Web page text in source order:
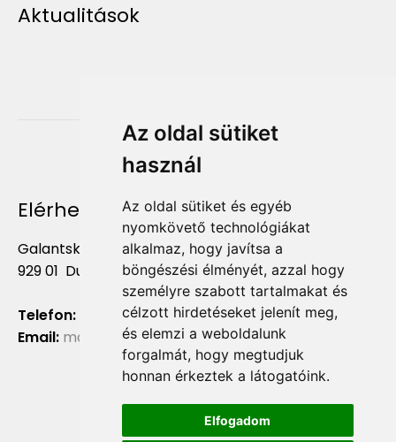
Az oldal sütiket
használ
Az oldal sütiket és egyéb
nyomkövető technológiákat
alkalmaz, hogy javítsa a
böngészési élményét, azzal hogy
személyre szabott tartalmakat és
célzott hirdetéseket jelenít meg,
és elemzi a weboldalunk
forgalmát, hogy megtudjuk
honnan érkeztek a látogatóink.
Elfogadom
Aktualitások
Elérhetőség
Galantská cesta 658/2F
929 01 Dunajská Streda
Telefon:
+421 903 724 781
Email: marketing@liliumaurum.sk